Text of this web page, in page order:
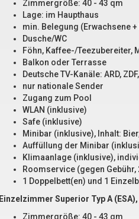
Zimmergröße: 40 - 43 qm
Lage: im Haupthaus
min. Belegung (Erwachsene
Dusche/WC
Föhn, Kaffee-/Teezubereiter,
Balkon oder Terrasse
Deutsche TV-Kanäle: ARD,
nur nationale Sender
Zugang zum Pool
WLAN (inklusive)
Safe (inklusive)
Minibar (inklusive), Inhalt:
Auffüllung der Minibar
Klimaanlage (inklusive),
Roomservice (gegen Gebühr,
1 Doppelbett(en) und 1
Einzelzimmer Superior Typ A
Zimmergröße: 40 - 43 qm